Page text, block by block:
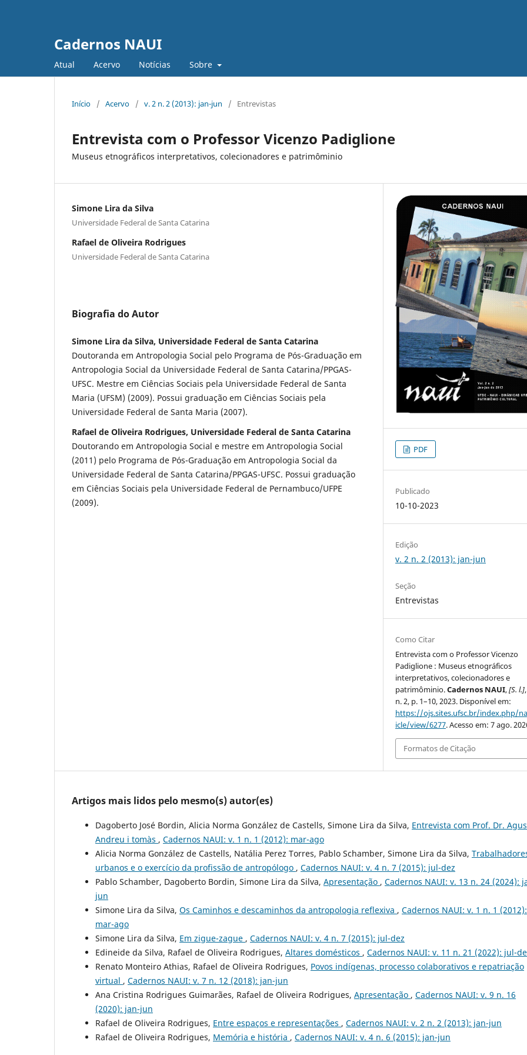
Cadernos NAUI
Atual Acervo Notícias Sobre
Início / Acervo / v. 2 n. 2 (2013): jan-jun / Entrevistas
Entrevista com o Professor Vicenzo Padiglione
Museus etnográficos interpretativos, colecionadores e patrimôminio
Simone Lira da Silva
Universidade Federal de Santa Catarina
Rafael de Oliveira Rodrigues
Universidade Federal de Santa Catarina
Biografia do Autor
Simone Lira da Silva, Universidade Federal de Santa Catarina
Doutoranda em Antropologia Social pelo Programa de Pós-Graduação em
Antropologia Social da Universidade Federal de Santa Catarina/PPGAS-
UFSC. Mestre em Ciências Sociais pela Universidade Federal de Santa
Maria (UFSM) (2009). Possui graduação em Ciências Sociais pela
Universidade Federal de Santa Maria (2007).
Rafael de Oliveira Rodrigues, Universidade Federal de Santa Catarina
Doutorando em Antropologia Social e mestre em Antropologia Social
(2011) pelo Programa de Pós-Graduação em Antropologia Social da
Universidade Federal de Santa Catarina/PPGAS-UFSC. Possui graduação
em Ciências Sociais pela Universidade Federal de Pernambuco/UFPE
(2009).
PDF
Publicado
10-10-2023
Edição
v. 2 n. 2 (2013): jan-jun
Seção
Entrevistas
Como Citar
Entrevista com o Professor Vicenzo
Padiglione : Museus etnográficos
interpretativos, colecionadores e
patrimôminio.Cadernos NAUI,[S. l.]
n. 2, p. 1–10, 2023. Disponível em:
https://ojs.sites.ufsc.br/index.php/
icle/view/6277. Acesso em: 7 ago.
Formatos de Citação
Artigos mais lidos pelo mesmo(s) autor(es)
Dagoberto José Bordin, Alicia Norma González de Castells, Simone Lira da Silva, Entrevista com Prof. Dr.
Andreu i tomàs , Cadernos NAUI: v. 1 n. 1 (2012): mar-ago
Alicia Norma González de Castells, Natália Perez Torres, Pablo Schamber, Simone Lira da Silva,
urbanos e o exercício da profissão de antropólogo , Cadernos NAUI: v. 4 n. 7 (2015): jul-dez
Pablo Schamber, Dagoberto Bordin, Simone Lira da Silva, Apresentação , Cadernos NAUI: v. 13 n. 24 (2024):
jun
Simone Lira da Silva, Os Caminhos e descaminhos da antropologia reflexiva , Cadernos NAUI: v. 1 n. 1 (2012):
mar-ago
Simone Lira da Silva, Em zigue-zague , Cadernos NAUI: v. 4 n. 7 (2015): jul-dez
Edineide da Silva, Rafael de Oliveira Rodrigues, Altares domésticos , Cadernos NAUI: v. 11 n. 21 (2022): jul-
Renato Monteiro Athias, Rafael de Oliveira Rodrigues, Povos indígenas, processo colaborativos e repatriação
virtual , Cadernos NAUI: v. 7 n. 12 (2018): jan-jun
Ana Cristina Rodrigues Guimarães, Rafael de Oliveira Rodrigues, Apresentação , Cadernos NAUI: v. 9 n. 16
(2020): jan-jun
Rafael de Oliveira Rodrigues, Entre espaços e representações , Cadernos NAUI: v. 2 n. 2 (2013): jan-jun
Rafael de Oliveira Rodrigues, Memória e história , Cadernos NAUI: v. 4 n. 6 (2015): jan-jun